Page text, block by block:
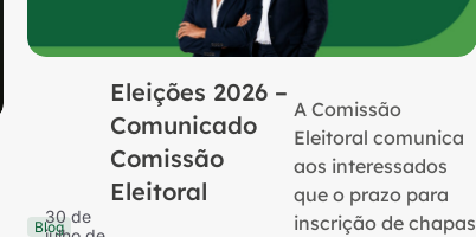
Blog
30 de
Eleições 2026 –
Comunicado
Comissão
Eleitoral
A Comissão
Eleitoral comunica
aos interessados
que o prazo para
inscrição de chapas